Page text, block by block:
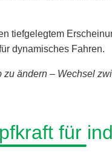
tiefgelegtem
dynamisches Fahren.
ändern – Wechsel
für